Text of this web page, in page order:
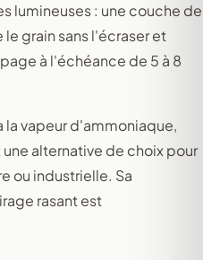
lumineuses : une couche de
grain sans l'écraser et
à l'échéance de 5 à 8
vapeur d'ammoniaque,
alternative de choix pour
ou industrielle. Sa
rasant est